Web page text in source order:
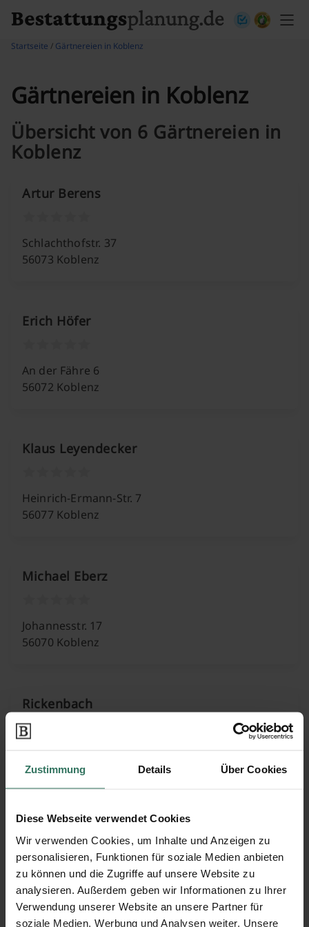
Zustimmung Details Über Cookies
Diese Webseite verwendet Cookies
Wir verwenden Cookies, um Inhalte und Anzeigen zu
personalisieren, Funktionen für soziale Medien anbieten
zu können und die Zugriffe auf unsere Website zu
analysieren. Außerdem geben wir Informationen zu Ihrer
Verwendung unserer Website an unsere Partner für
soziale Medien, Werbung und Analysen weiter. Unsere
Startseite / Gärtnereien in Koblenz
Gärtnereien in Koblenz
Übersicht von 6 Gärtnereien in
Koblenz
Artur Berens
Schlachthofstr. 37
56073 Koblenz
Erich Höfer
An der Fähre 6
56072 Koblenz
Klaus Leyendecker
Heinrich-Ermann-Str. 7
56077 Koblenz
Michael Eberz
Johannesstr. 17
56070 Koblenz
Rickenbach
56073 Koblenz
Bardelebenstr. 38
56073 Koblenz